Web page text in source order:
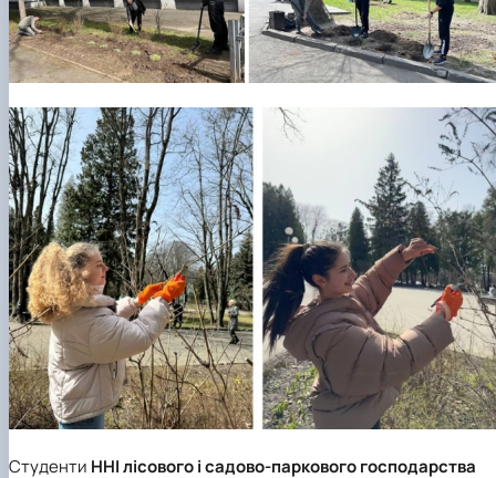
Студенти ННІ лісового і садово-паркового господарства